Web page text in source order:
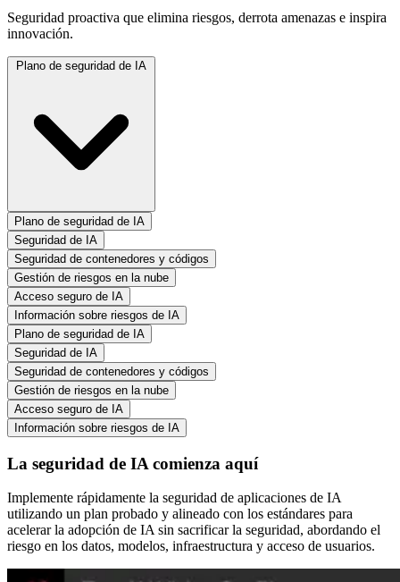
Seguridad proactiva que elimina riesgos, derrota amenazas e inspira
innovación.
Plano de seguridad de IA
Plano de seguridad de IA
Seguridad de IA
Seguridad de contenedores y códigos
Gestión de riesgos en la nube
Acceso seguro de IA
Información sobre riesgos de IA
Plano de seguridad de IA
Seguridad de IA
Seguridad de contenedores y códigos
Gestión de riesgos en la nube
Acceso seguro de IA
Información sobre riesgos de IA
La seguridad de IA comienza aquí
Implemente rápidamente la seguridad de aplicaciones de IA
utilizando un plan probado y alineado con los estándares para
acelerar la adopción de IA sin sacrificar la seguridad, abordando el
riesgo en los datos, modelos, infraestructura y acceso de usuarios.